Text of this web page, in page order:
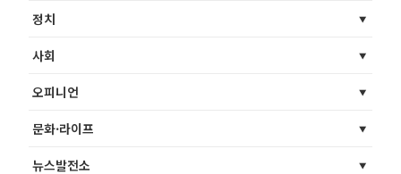
정치
사회
오피니언
문화·라이프
뉴스발전소